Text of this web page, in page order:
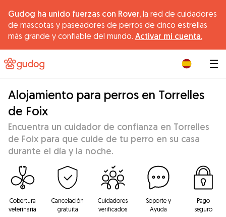
Gudog ha unido fuerzas con Rover, la red de cuidadores
de mascotas y paseadores de perros de cinco estrellas
más grande y confiable del mundo. Activar mi cuenta.
Alojamiento para perros en Torrelles
de Foix
Encuentra un cuidador de confianza en Torrelles
de Foix para que cuide de tu perro en su casa
durante el día y la noche.
Cobertura
veterinaria
Cancelación
gratuita
Cuidadores
verificados
Soporte y
Ayuda
Pago
seguro